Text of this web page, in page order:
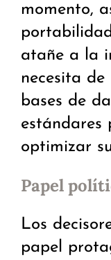
momento,
atañe a la
necesita
bases de
estándares
optimizar
Papel
Los
papel